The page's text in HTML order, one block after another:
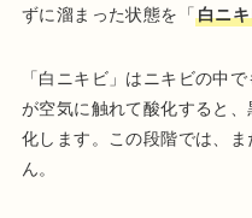
ずに溜まった状態を「 白ニ
「白ニキビ」はニキビの中
が空気に触れて酸化すると、
化します。この段階では、
ん。